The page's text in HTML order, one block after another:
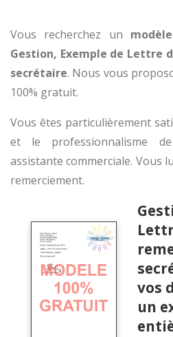
Vous recherchez un
Gestion, Exemple de Lettre
secrétaire. Nous vous
100% gratuit.
Vous êtes particulièrement
et le professionnalisme
assistante commerciale. Vous
remerciement.
vos
un